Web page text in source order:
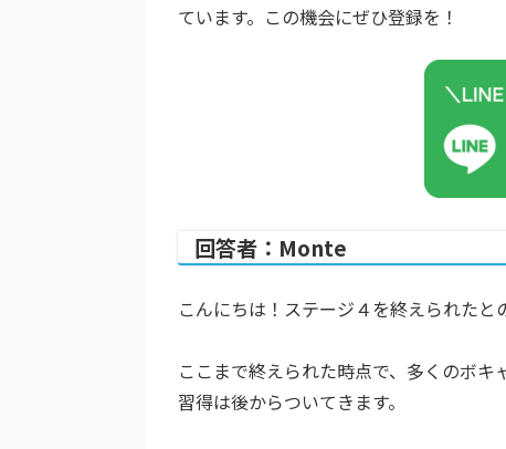
ています。この機会にぜひ登録を！
回答者：Monte
こんにちは！ステージ４を終えられたと
ここまで終えられた時点で、多くのボ
習得は後からついてきます。